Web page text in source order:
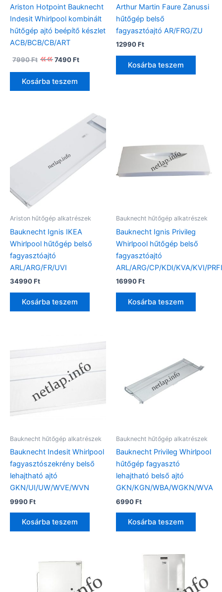
Ariston Hotpoint Bauknecht
Indesit Whirlpool kombinált
hűtőgép ajtó beépítő készlet
ACB/BCB/CB/ART
7990Ft
Original
price
was:
7990 Ft.
7490Ft
price
is:
Kosárba teszem
Arthur Martin Faure Zanussi
hűtőgép belső
fagyasztóajtó AR/FRG/ZU
12990Ft
Kosárba teszem
Ariston hűtőgép alkatrészek
Bauknecht Ignis IKEA
Whirlpool hűtőgép belső
fagyasztóajtó
ARL/ARG/FR/UVI
34990Ft
Kosárba teszem
Bauknecht hűtőgép alkatrészek
Bauknecht Ignis Privileg
Whirlpool hűtőgép belső
fagyasztóajtó
ARL/ARG/CP/KDI/KVA/KVI/
16990Ft
Kosárba teszem
Bauknecht hűtőgép alkatrészek
Bauknecht Indesit Whirlpool
fagyasztószekrény belső
lehajtható ajtó
GKN/UI/UW/WVE/WVN
9990Ft
Kosárba teszem
Bauknecht hűtőgép alkatrészek
Bauknecht Privileg Whirlpool
hűtőgép fagyasztó
lehajtható belső ajtó
GKN/KGN/WBA/WGKN/WVA
6990Ft
Kosárba teszem